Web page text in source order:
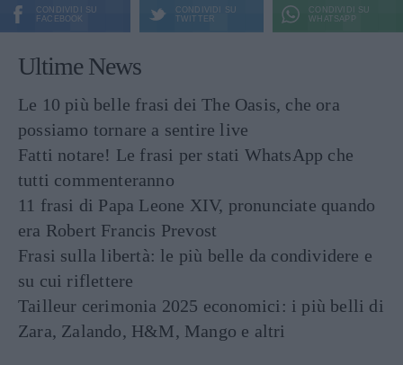
CONDIVIDI SU
FACEBOOK
CONDIVIDI SU
TWITTER
CONDIVIDI SU
WHATSAPP
Ultime News
Le 10 più belle frasi dei The Oasis, che ora
possiamo tornare a sentire live
Fatti notare! Le frasi per stati WhatsApp che
tutti commenteranno
11 frasi di Papa Leone XIV, pronunciate quando
era Robert Francis Prevost
Frasi sulla libertà: le più belle da condividere e
su cui riflettere
Tailleur cerimonia 2025 economici: i più belli di
Zara, Zalando, H&M, Mango e altri